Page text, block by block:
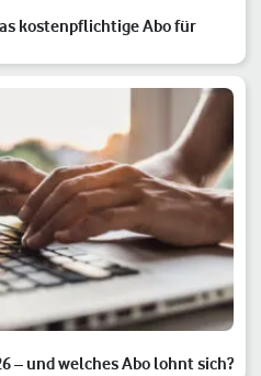
kostenpflichtige Abo für
– und welches Abo lohnt sich?